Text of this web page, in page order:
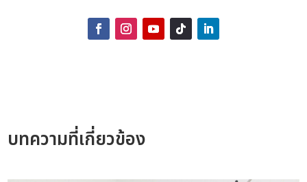
บทความที่เกี่ยวข้อง